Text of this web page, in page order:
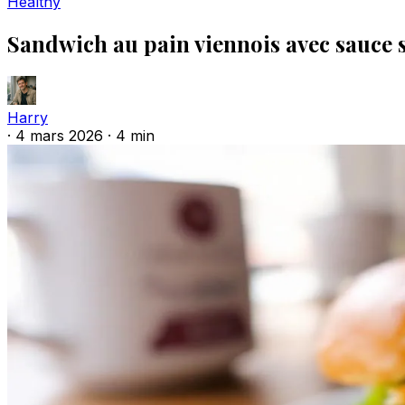
Sandwich au pain viennois avec sauce
Harry
· 4 mars 2026 · 4 min